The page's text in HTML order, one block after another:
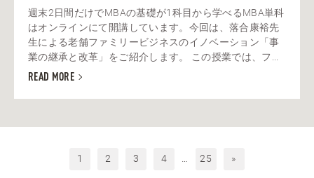
週末2日間だけでMBAの基礎が1科目から学べるMBA単科
はオンラインにて開講しています。今回は、落合康裕先
生による老舗ファミリービジネスのイノベーション「事
業の継承と改革」をご紹介します。 この授業では、フ...
READ MORE
1 2 3 4 … 25 »